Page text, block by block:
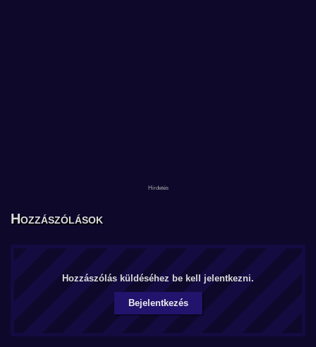
Hozzászólások
Hozzászólás küldéséhez be kell jelentkezni.
Bejelentkezés